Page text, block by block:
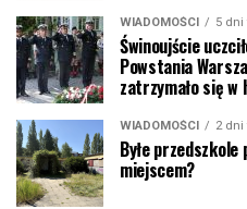
WIADOMOŚCI 5 dni
Świnoujście
Powstania
zatrzymało się w
WIADOMOŚCI 2 dni
Byłe
miejscem?